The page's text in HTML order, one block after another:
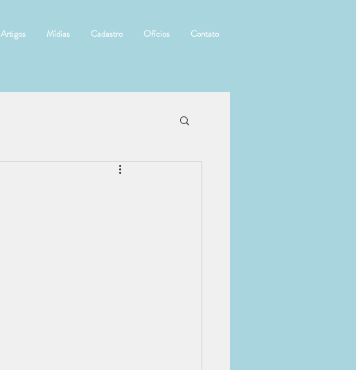
Artigos Mídias Cadastro Ofícios Contato